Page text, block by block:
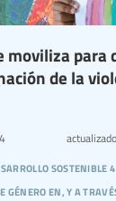
moviliza para
de la
sostenible 4
en, y a
actualizado